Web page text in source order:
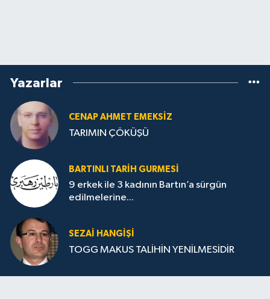
Yazarlar
CENAP AHMET EMEKSİZ
TARIMIN ÇÖKÜŞÜ
BARTINLI TARIH GURMESI
9 erkek ile 3 kadının Bartın’a sürgün
edilmelerine...
SEZAI HANGİŞİ
TOGG MAKUS TALİHİN YENİLMESİDİR